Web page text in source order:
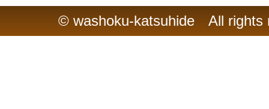
© washoku-katsuhide All rights